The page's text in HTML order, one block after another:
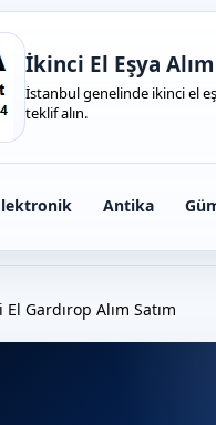
İkinci El Eşya Alım
İstanbul genelinde ikinci el
teklif alın.
Antika
Gardırop Alım Satım